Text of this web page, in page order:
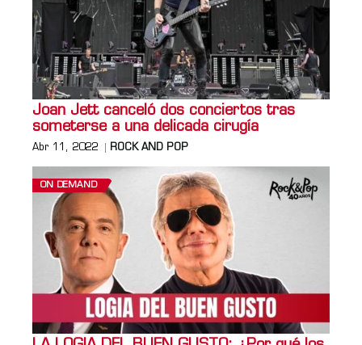
Joan Jett canceló dos conciertos tras
someterse a una delicada cirugía
Abr 11, 2022 ROCK AND POP
ON DEMAND